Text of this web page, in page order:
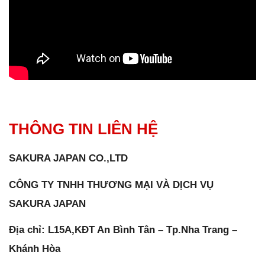
THÔNG TIN LIÊN HỆ
SAKURA JAPAN CO.,LTD
CÔNG TY TNHH THƯƠNG MẠI VÀ DỊCH VỤ
SAKURA JAPAN
Địa chỉ: L15A,KĐT An Bình Tân – Tp.Nha Trang –
Khánh Hòa